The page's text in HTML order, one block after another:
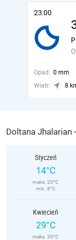
23:00
Opad: 0 mm
Wiatr:
8
Doltana Jhalarian
Styczeń
14°C
maks. 20°C
min. 8°C
Kwiecień
29°C
maks. 35°C